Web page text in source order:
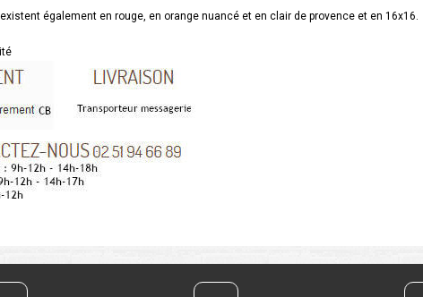
également en rouge, en orange nuancé et en clair de provence et en 16x16.